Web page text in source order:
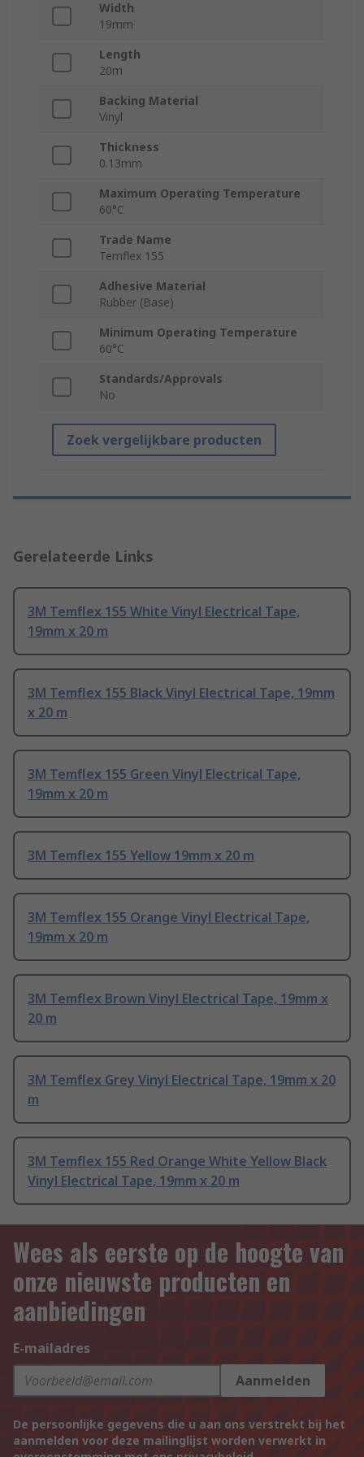
Width
19mm
Length
20m
Backing Material
Vinyl
Thickness
0.13mm
Maximum Operating Temperature
60°C
Trade Name
Temflex 155
Adhesive Material
Rubber (Base)
Minimum Operating Temperature
60°C
Standards/Approvals
No
Zoek vergelijkbare producten
Gerelateerde Links
3M Temflex 155 White Vinyl Electrical Tape,
19mm x 20 m
3M Temflex 155 Black Vinyl Electrical Tape, 19mm
x 20 m
3M Temflex 155 Green Vinyl Electrical Tape,
19mm x 20 m
3M Temflex 155 Yellow 19mm x 20 m
3M Temflex 155 Orange Vinyl Electrical Tape,
19mm x 20 m
3M Temflex Brown Vinyl Electrical Tape, 19mm x
20 m
3M Temflex Grey Vinyl Electrical Tape, 19mm x 20
m
3M Temflex 155 Red Orange White Yellow Black
Vinyl Electrical Tape, 19mm x 20 m
Wees als eerste op de hoogte van
onze nieuwste producten en
aanbiedingen
E-mailadres
Aanmelden
De persoonlijke gegevens die u aan ons verstrekt bij het
aanmelden voor deze mailinglijst worden verwerkt in